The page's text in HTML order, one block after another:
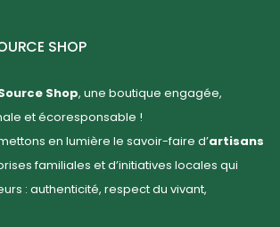
SHOP
Shop, une boutique engagée,
et écoresponsable !
en lumière le savoir-faire d’artisans
familiales et d’initiatives locales qui
: authenticité, respect du vivant,